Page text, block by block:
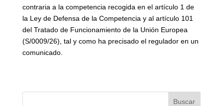
contraria a la competencia recogida en el artículo 1 de
la Ley de Defensa de la Competencia y al artículo 101
del Tratado de Funcionamiento de la Unión Europea
(S/0009/26), tal y como ha precisado el regulador en un
comunicado.
Buscar